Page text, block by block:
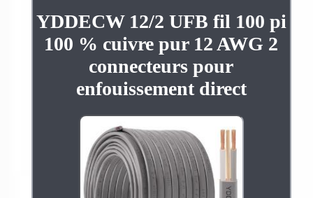
YDDECW 12/2 UFB fil 100 pi
100 % cuivre pur 12 AWG 2
connecteurs pour
enfouissement direct